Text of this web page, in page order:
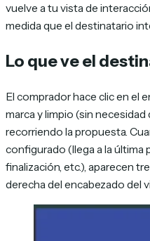
vuelve a tu vista de
medida que el destinatario
Lo que ve el
El comprador hace clic en el
marca y limpio (sin necesidad
recorriendo la propuesta.
configurado (llega a la última
finalización, etc.), aparecen
derecha del encabezado del